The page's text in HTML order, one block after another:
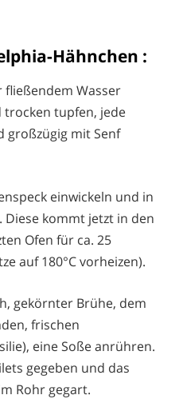
Hähnchen :
fließendem Wasser
trocken tupfen, jede
großzügig mit Senf
einwickeln und in
Diese kommt jetzt in den
Ofen für ca. 25
auf 180°C vorheizen).
gekörnter Brühe, dem
frischen
eine Soße anrühren.
gegeben und das
Rohr gegart.